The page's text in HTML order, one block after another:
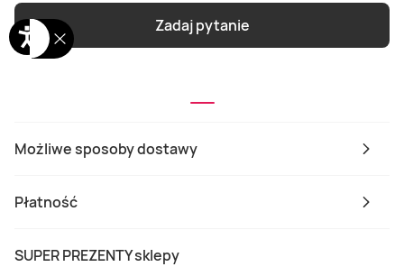
Możliwe sposoby dostawy
Płatność
SUPER PREZENTY sklepy
Zadaj pytanie